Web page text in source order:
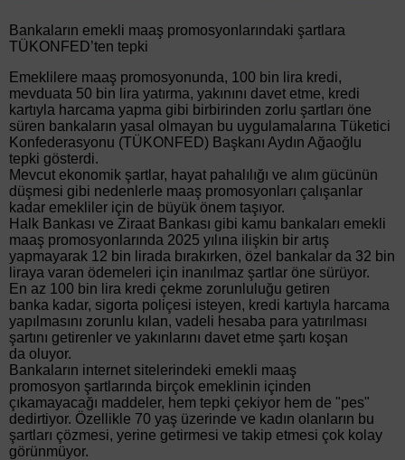
Bankaların emekli maaş promosyonlarındaki şartlara
TÜKONFED’ten tepki
Emeklilere maaş promosyonunda, 100 bin lira kredi,
mevduata 50 bin lira yatırma, yakınını davet etme, kredi
kartıyla harcama yapma gibi birbirinden zorlu şartları öne
süren bankaların yasal olmayan bu uygulamalarına Tüketici
Konfederasyonu (TÜKONFED) Başkanı Aydın Ağaoğlu
tepki gösterdi.
Mevcut ekonomik şartlar, hayat pahalılığı ve alım gücünün
düşmesi gibi nedenlerle maaş promosyonları çalışanlar
kadar emekliler için de büyük önem taşıyor.
Halk Bankası ve Ziraat Bankası gibi kamu bankaları emekli
maaş promosyonlarında 2025 yılına ilişkin bir artış
yapmayarak 12 bin lirada bırakırken, özel bankalar da 32 bin
liraya varan ödemeleri için inanılmaz şartlar öne sürüyor.
En az 100 bin lira kredi çekme zorunluluğu getiren
banka kadar, sigorta poliçesi isteyen, kredi kartıyla harcama
yapılmasını zorunlu kılan, vadeli hesaba para yatırılması
şartını getirenler ve yakınlarını davet etme şartı koşan
da oluyor.
Bankaların internet sitelerindeki emekli maaş
promosyon şartlarında birçok emeklinin içinden
çıkamayacağı maddeler, hem tepki çekiyor hem de "pes"
dedirtiyor. Özellikle 70 yaş üzerinde ve kadın olanların bu
şartları çözmesi, yerine getirmesi ve takip etmesi çok kolay
görünmüyor.